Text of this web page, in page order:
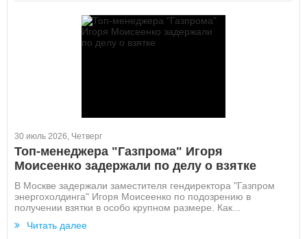
30 июль 2026, Четверг
Топ-менеджера "Газпрома" Игоря
Моисеенко задержали по делу о взятке
В Москве задержали заместителя гендиректора "Газпром
энергохолдинга" Игоря Моисеенко по подозрению в
получении взятки в особо крупном размере. Как...
Читать далее